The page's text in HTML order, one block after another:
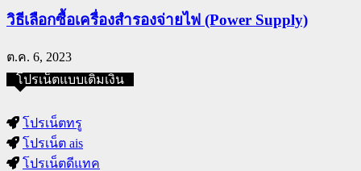
วิธีเลือกซื้อเครื่องสำรองจ่ายไฟ (Power Supply)
ต.ค. 6, 2023
โปรเน็ตแบบเติมเงิน
โปรเน็ตทรู
โปรเน็ต ais
โปรเน็ตดีแทค